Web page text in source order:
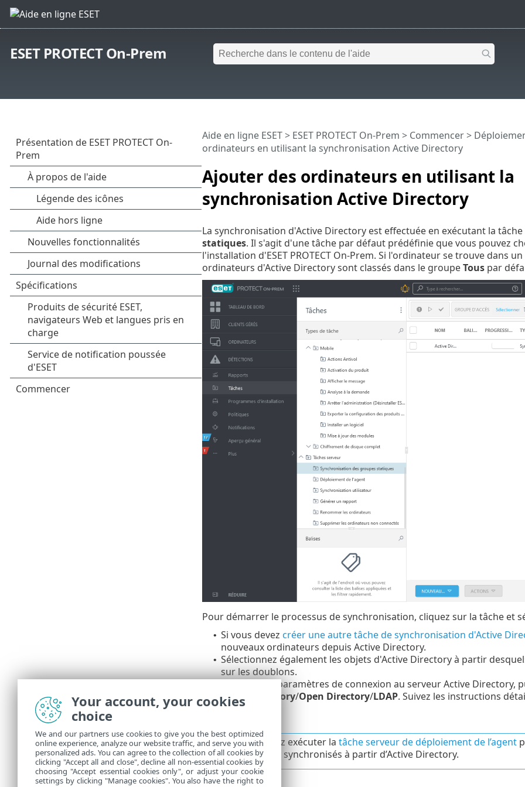
ESET PROTECT On-Prem
Ajouter des ordinateurs en utilisant la
synchronisation Active Directory
Aide en ligne ESET> ESET PROTECT On-Prem > Commencer>
ordinateurs en utilisant la synchronisation Active Directory
La synchronisation d'Active Directory est effectuée en exécutant la
statiques. Il s'agit d'une tâche par défaut prédéfinie que vous pouvez
l'installation d'ESET PROTECT On-Prem. Si l'ordinateur se trouve dans
ordinateurs d'Active Directory sont classés dans le groupeTouspar
Pour démarrer le processus de synchronisation, cliquez sur la tâche et
• Si vous devez créer une autre tâche de synchronisation d'Active
nouveaux ordinateurs depuis Active Directory.
• Sélectionnez également les objets d'Active Directory à partir
sur les doublons.
Saisissez les paramètres de connexion au serveur Active Directory,
Active Directory/Open Directory/LDAP. Suivez les instructions
ESET.
Vous pouvez exécuter la tâche serveur de déploiement de l’agent
ordinateurs synchronisés à partir d’Active Directory.
Your account, your cookies
choice
We and our partners use cookies to give you the best optimized
online experience, analyze our website traffic, and serve you with
personalized ads. You can agree to the collection of all cookies by
clicking "Accept all and close", decline all non-essential cookies by
choosing "Accept essential cookies only", or adjust your cookie
settings by clicking "Manage cookies". You also have the right to